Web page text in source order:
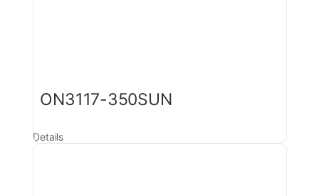
ON3117-350SUN
Details